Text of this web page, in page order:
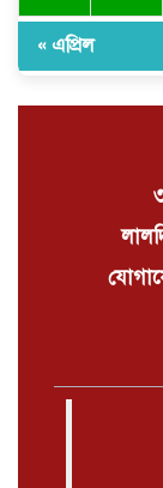
« এপ্রিল